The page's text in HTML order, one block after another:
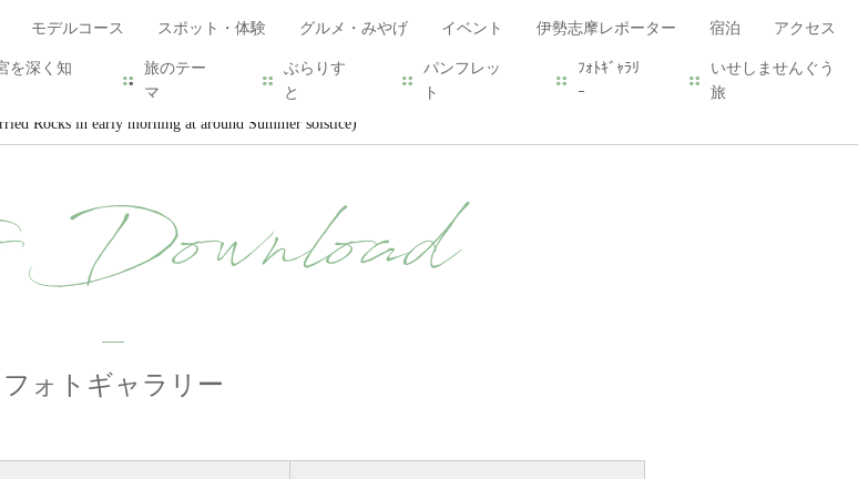
モデルコース スポット・体験 グルメ・みやげ イベント 伊勢志摩レポーター 宿泊 アクセス
を深く知
旅のテー
マ
ぶらりす
と
パンフレッ
ト
ﾌｫﾄｷﾞｬﾗﾘ
ｰ
いせしませんぐう
旅
Rocks in early morning at around Summer solstice)
Download
フォトギャラリー